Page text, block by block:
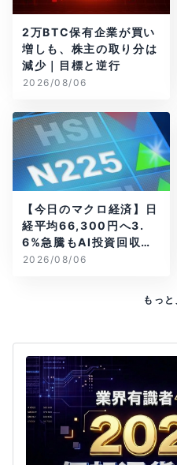
2万BTC保有企業が買い
増しも、株主の取り分は
減少｜目標と逆行
2026/08/06
【今日のマクロ経済】日
経平均66,300円へ3.
6%急騰もAI投資回収懸
念が再燃
2026/08/06
もっと